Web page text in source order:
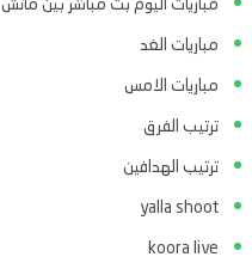
مباريات الغد
مباريات الامس
ترتيب الفرق
ترتيب الهدافين
yalla shoot
koora live